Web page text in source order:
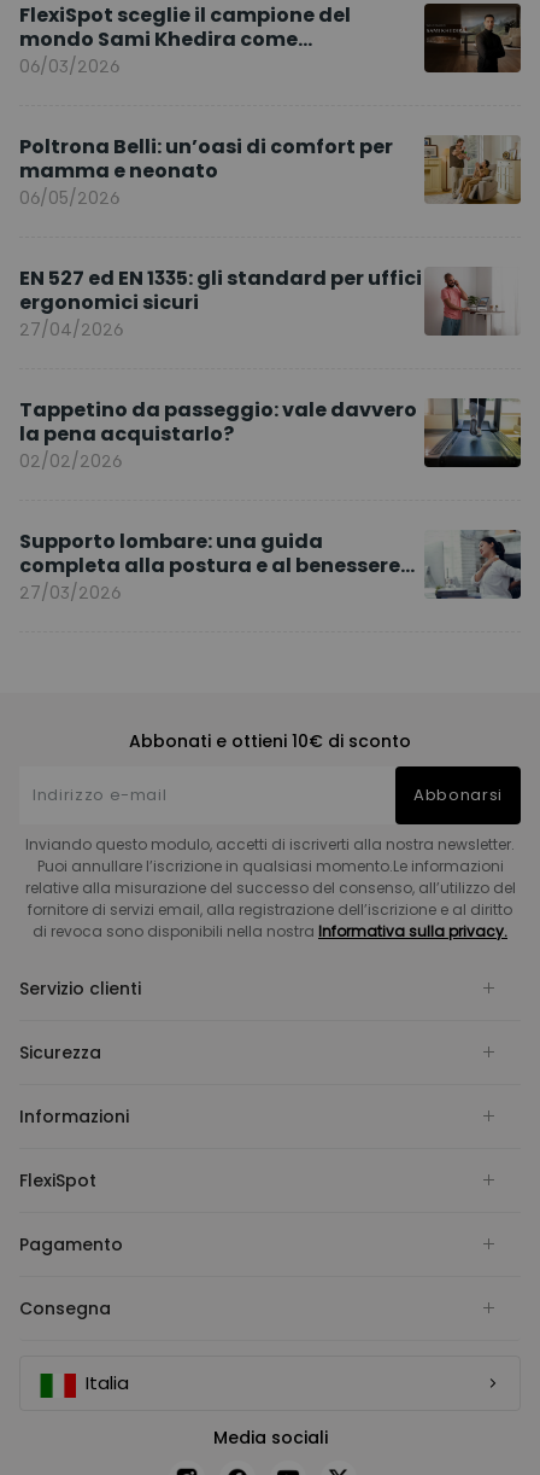
FlexiSpot sceglie il campione del
mondo Sami Khedira come
ambasciatore del marchio per l’Europa
06/03/2026
Poltrona Belli: un’oasi di comfort per
mamma e neonato
06/05/2026
EN 527 ed EN 1335: gli standard per uffici
ergonomici sicuri
27/04/2026
Tappetino da passeggio: vale davvero
la pena acquistarlo?
02/02/2026
Supporto lombare: una guida
completa alla postura e al benessere
quotidiano
27/03/2026
Abbonati e ottieni 10€ di sconto
Abbonarsi
Inviando questo modulo, accetti di iscriverti alla nostra newsletter.
Puoi annullare l’iscrizione in qualsiasi momento.Le informazioni
relative alla misurazione del successo del consenso, all’utilizzo del
fornitore di servizi email, alla registrazione dell’iscrizione e al diritto
di revoca sono disponibili nella nostra Informativa sulla privacy.
Servizio clienti
Sicurezza
Informazioni
FlexiSpot
Pagamento
Consegna
Italia
Media sociali